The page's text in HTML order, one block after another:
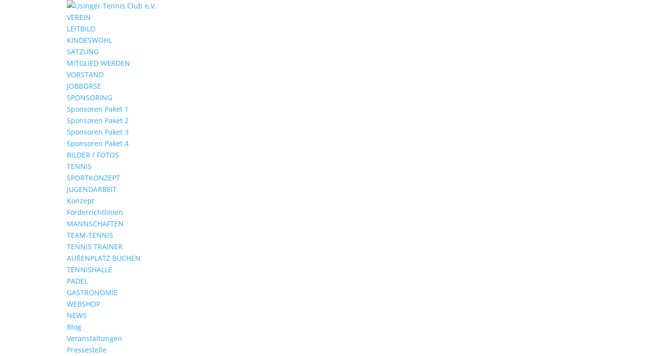
VEREIN
LEITBILD
KINDESWOHL
SATZUNG
MITGLIED WERDEN
VORSTAND
JOBBÖRSE
SPONSORING
Sponsoren Paket 1
Sponsoren Paket 2
Sponsoren Paket 3
Sponsoren Paket 4
BILDER / FOTOS
TENNIS
SPORTKONZEPT
JUGENDARBEIT
Konzept
Förderrichtlinien
MANNSCHAFTEN
TEAM-TENNIS
TENNIS TRAINER
AUßENPLATZ BUCHEN
TENNISHALLE
PADEL
GASTRONOMIE
WEBSHOP
NEWS
Blog
Veranstaltungen
Pressestelle